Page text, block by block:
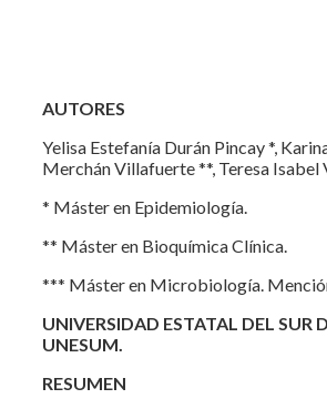
AUTORES
Yelisa Estefanía Durán Pincay *,
Merchán Villafuerte **, Teresa Isabel
* Máster en Epidemiología.
** Máster en Bioquímica Clínica.
*** Máster en Microbiología.
UNIVERSIDAD ESTATAL DEL SUR
UNESUM.
RESUMEN